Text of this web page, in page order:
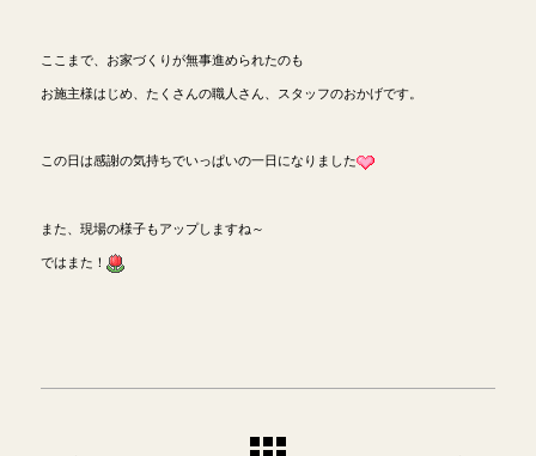
ここまで、お家づくりが無事進められたのも
お施主様はじめ、たくさんの職人さん、スタッフのおかげです。
この日は感謝の気持ちでいっぱいの一日になりました
また、現場の様子もアップしますね～
ではまた！